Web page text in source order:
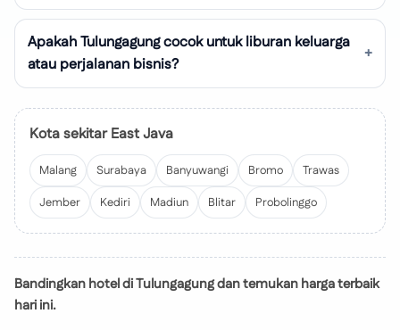
Apakah Tulungagung cocok untuk liburan keluarga
atau perjalanan bisnis?
Kota sekitar East Java
Malang Surabaya Banyuwangi Bromo
Trawas
Jember
Kediri Madiun Blitar Probolinggo
Bandingkan hotel di Tulungagung dan temukan harga terbaik
hari ini.